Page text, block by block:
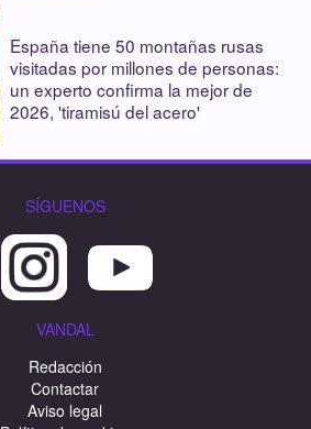
España tiene 50 montañas rusas
visitadas por millones de personas:
un experto confirma la mejor de
2026, 'tiramisú del acero'
SÍGUENOS
VANDAL
Redacción
Contactar
Aviso legal